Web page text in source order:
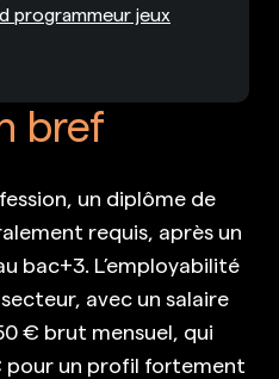
bref
un diplôme de
requis, après un
bac+3. L’employabilité
avec un salaire
€ brut mensuel, qui
un profil fortement
programmeur jeux